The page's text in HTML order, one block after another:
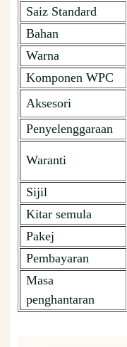
Saiz Standard
Bahan
Warna
Komponen WPC
Aksesori
Penyelenggaraan
Waranti
Sijil
Kitar semula
Pakej
Pembayaran
Masa
penghantaran